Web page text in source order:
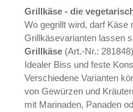
Grillkäse - die
Wo gegrillt wird, darf Käse
Grillkäsevarianten lassen
Grillkäse (Art.-Nr.:
Idealer Biss und feste
Verschiedene Varianten
von Gewürzen und
mit Marinaden, Panaden